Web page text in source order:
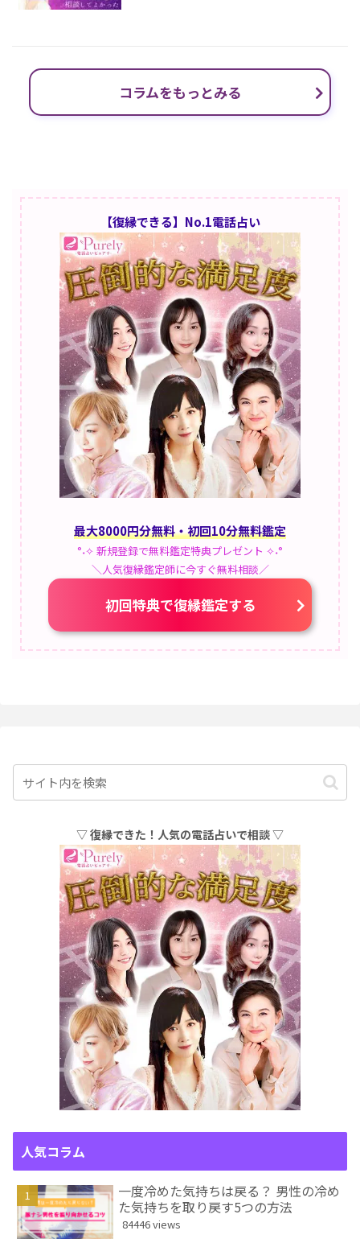
コラムをもっとみる
【復縁できる】No.1電話占い
最大8000円分無料・初回10分無料鑑定
°˖✧ 新規登録で無料鑑定特典プレゼント ✧˖°
＼人気復縁鑑定師に今すぐ無料相談／
初回特典で復縁鑑定する
▽ 復縁できた！人気の電話占いで相談 ▽
人気コラム
一度冷めた気持ちは戻る？ 男性の冷め
た気持ちを取り戻す5つの方法
84446 views